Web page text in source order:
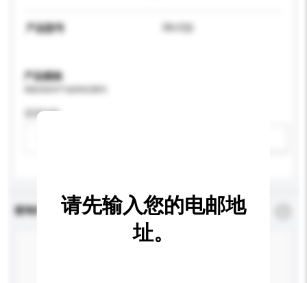
产品型号
产品规格
适用年龄
查询内容 *必须填写
请先输入您的电邮地
址。